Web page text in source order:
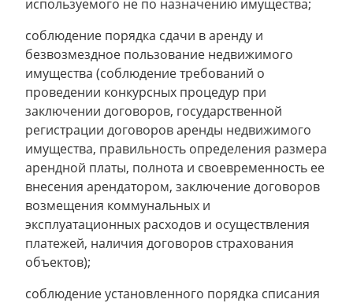
используемого не по назначению имущества;
соблюдение порядка сдачи в аренду и
безвозмездное пользование недвижимого
имущества (соблюдение требований о
проведении конкурсных процедур при
заключении договоров, государственной
регистрации договоров аренды недвижимого
имущества, правильность определения размера
арендной платы, полнота и своевременность ее
внесения арендатором, заключение договоров
возмещения коммунальных и
эксплуатационных расходов и осуществления
платежей, наличия договоров страхования
объектов);
соблюдение установленного порядка списания